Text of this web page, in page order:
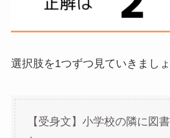
選択肢を1つずつ見ていきましょ
【受身文】小学校の隣に図